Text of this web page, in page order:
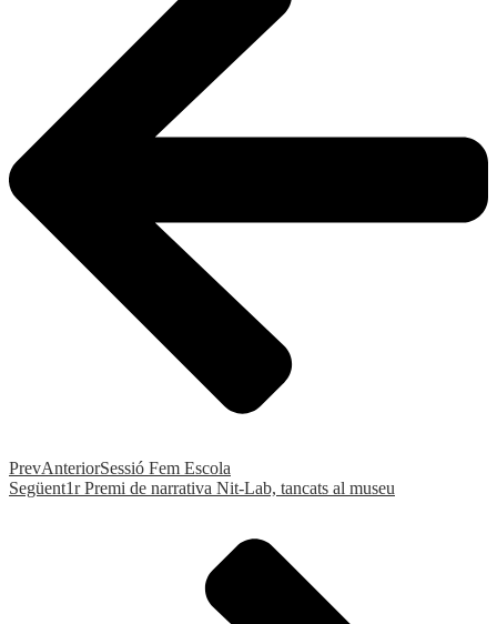
PrevAnteriorSessió Fem Escola
Següent1r Premi de narrativa Nit-Lab, tancats al museu